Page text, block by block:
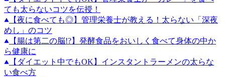
ても太らないコツを伝授！
【夜に食べても◎】管理栄養士が教える！太らない「深夜
めし」のコツ
【腸は第二の脳!?】発酵食品をおいしく食べて身体の中か
ら健康に
【ダイエット中でもOK】インスタントラーメンの太らな
い食べ方